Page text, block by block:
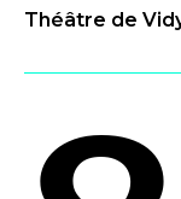
Théâtre de